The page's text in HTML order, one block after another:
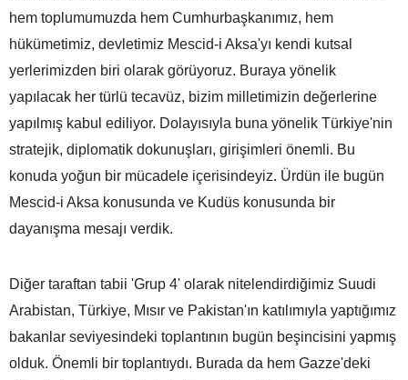
hem toplumumuzda hem Cumhurbaşkanımız, hem
hükümetimiz, devletimiz Mescid-i Aksa'yı kendi kutsal
yerlerimizden biri olarak görüyoruz. Buraya yönelik
yapılacak her türlü tecavüz, bizim milletimizin değerlerine
yapılmış kabul ediliyor. Dolayısıyla buna yönelik Türkiye'nin
stratejik, diplomatik dokunuşları, girişimleri önemli. Bu
konuda yoğun bir mücadele içerisindeyiz. Ürdün ile bugün
Mescid-i Aksa konusunda ve Kudüs konusunda bir
dayanışma mesajı verdik.
Diğer taraftan tabii 'Grup 4' olarak nitelendirdiğimiz Suudi
Arabistan, Türkiye, Mısır ve Pakistan'ın katılımıyla yaptığımız
bakanlar seviyesindeki toplantının bugün beşincisini yapmış
olduk. Önemli bir toplantıydı. Burada da hem Gazze'deki